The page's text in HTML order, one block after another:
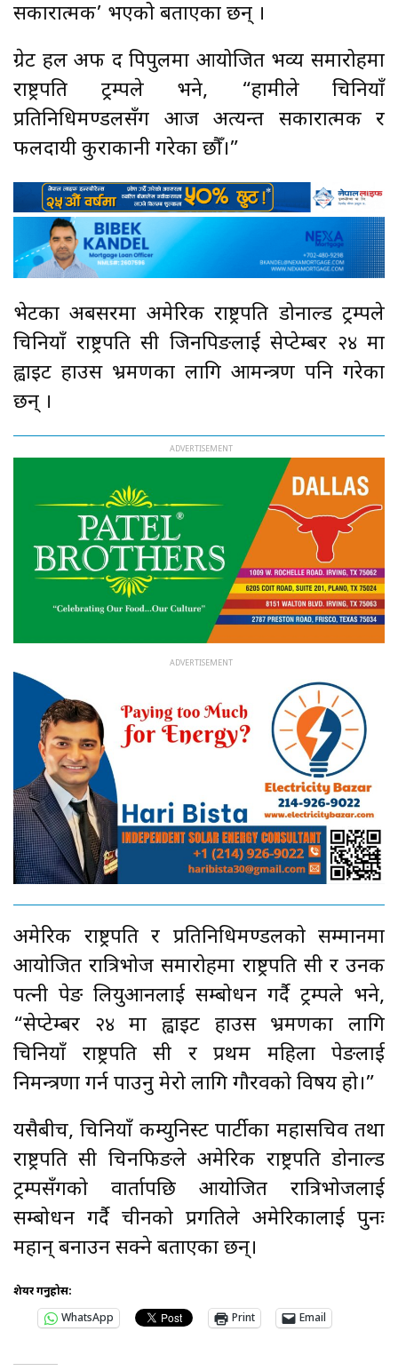
सकारात्मक’ भएको बताएका छन् ।
ग्रेट हल अफ द पिपुलमा आयोजित भव्य समारोहमा
राष्ट्रपति ट्रम्पले भने, “हामीले चिनियाँ
प्रतिनिधिमण्डलसँग आज अत्यन्त सकारात्मक र
फलदायी कुराकानी गरेका छौँ।”
भेटका अबसरमा अमेरिकी राष्ट्रपति डोनाल्ड ट्रम्पले
चिनियाँ राष्ट्रपति सी जिनपिङलाई सेप्टेम्बर २४ मा
ह्वाइट हाउस भ्रमणका लागि आमन्त्रण पनि गरेका
छन् ।
अमेरिकी राष्ट्रपति र प्रतिनिधिमण्डलको सम्मानमा
आयोजित रात्रिभोज समारोहमा राष्ट्रपति सी र उनकी
पत्नी पेङ लियुआनलाई सम्बोधन गर्दै ट्रम्पले भने,
“सेप्टेम्बर २४ मा ह्वाइट हाउस भ्रमणका लागि
चिनियाँ राष्ट्रपति सी र प्रथम महिला पेङलाई
निमन्त्रणा गर्न पाउनु मेरो लागि गौरवको विषय हो।”
यसैबीच, चिनियाँ कम्युनिस्ट पार्टीका महासचिव तथा
राष्ट्रपति सी चिनफिङले अमेरिकी राष्ट्रपति डोनाल्ड
ट्रम्पसँगको वार्तापछि आयोजित रात्रिभोजलाई
सम्बोधन गर्दै चीनको प्रगतिले अमेरिकालाई पुनः
महान् बनाउन सक्ने बताएका छन्।
शेयर गर्नुहोस:
WhatsApp
Print Email